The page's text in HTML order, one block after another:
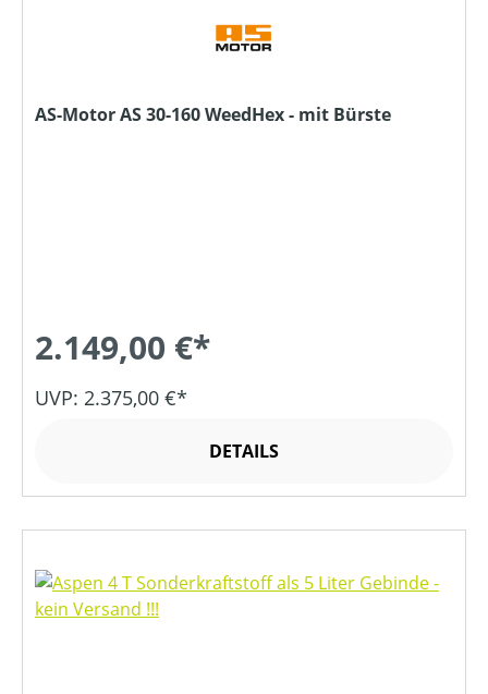
AS-Motor AS 30-160 WeedHex - mit Bürste
2.149,00 €*
UVP: 2.375,00 €*
DETAILS